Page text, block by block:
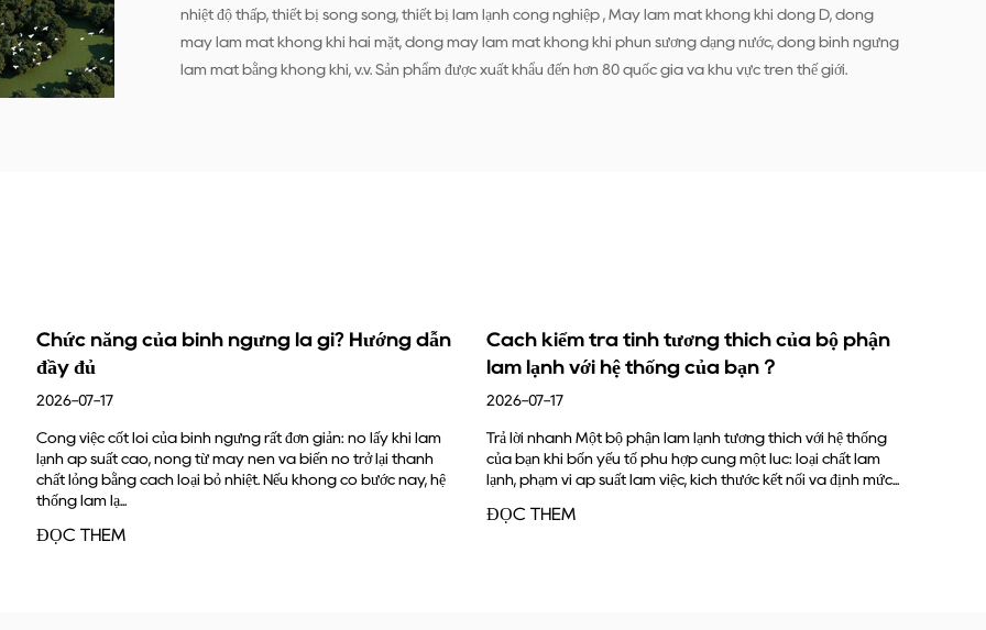
nhiệt độ thấp, thiết bị song song, thiết bị làm lạnh công nghiệp , Máy làm mát không khí dòng D, dòng
máy làm mát không khí hai mặt, dòng máy làm mát không khí phun sương dạng nước, dòng bình ngưng
làm mát bằng không khí, v.v. Sản phẩm được xuất khẩu đến hơn 80 quốc gia và khu vực trên thế giới.
là gì? Hướng dẫn
đơn giản: nó lấy khí làm
và biến nó trở lại thành
không có bước này, hệ
Cách kiểm tra tính tương thích của bộ phận
làm lạnh với hệ thống của bạn？
Trả lời nhanh Một bộ phận làm lạnh tương thích với hệ thống
của bạn khi bốn yếu tố phù hợp cùng một lúc: loại chất làm
lạnh, phạm vi áp suất làm việc, kích thước kết nối và định mức...
Chức năng của bình ngưng là gì?
2026-07-10
lạnh nóng, áp suất cao thoát ra khỏi máy
lại thành chất lỏng. Khi làm như vậy, nó cũng
môi chất...